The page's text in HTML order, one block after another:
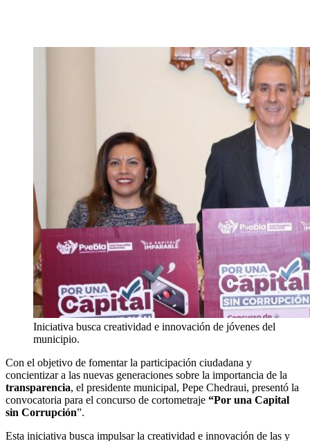
Iniciativa busca creatividad e innovación de jóvenes del
municipio.
Con el objetivo de fomentar la participación ciudadana y
concientizar a las nuevas generaciones sobre la importancia de la
transparencia, el presidente municipal, Pepe Chedraui, presentó la
convocatoria para el concurso de cortometraje “Por una Capital
sin Corrupción”.
Esta iniciativa busca impulsar la creatividad e innovación de las y